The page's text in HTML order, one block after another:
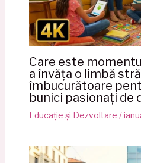
Care este
a învăța o limbă
îmbucurătoare
bunici pasionați de
Educație și Dezvoltare /